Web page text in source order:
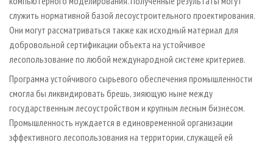
служить нормативной базой лесоустроительного проектирования.
Они могут рассматриваться также как исходный материал для
добровольной сертификации объекта на устойчивое
лесопользование по любой международной системе критериев.
Программа устойчивого сырьевого обеспечения промышленности
смогла бы ликвидировать брешь, зияющую ныне между
государственным лесоустройством и крупным лесным бизнесом.
Промышленность нуждается в единовременной организации
эффективного лесопользования на территории, служащей ей